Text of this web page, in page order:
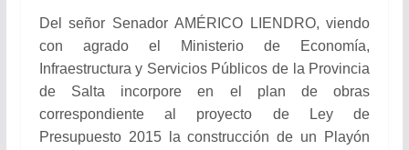
Del señor Senador AMÉRICO LIENDRO, viendo
con agrado el Ministerio de Economía,
Infraestructura y Servicios Públicos de la Provincia
de Salta incorpore en el plan de obras
correspondiente al proyecto de Ley de
Presupuesto 2015 la construcción de un Playón